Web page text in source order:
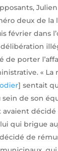
deux de la
février dans
de porter
« La
] sentait
de son
avaient
qui brigue
de